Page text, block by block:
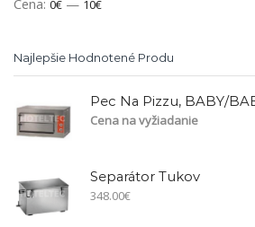
Cena: 0€ — 10€
Najlepšie Hodnotené Produ
Cena na vyžiadanie
Separátor Tukov
348.00€